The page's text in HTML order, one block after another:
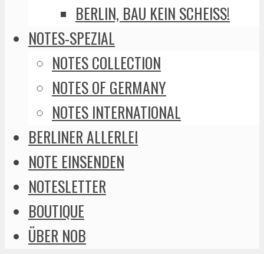
BERLIN, BAU KEIN SCHEISS!
NOTES-SPEZIAL
NOTES COLLECTION
NOTES OF GERMANY
NOTES INTERNATIONAL
BERLINER ALLERLEI
NOTE EINSENDEN
NOTESLETTER
BOUTIQUE
ÜBER NOB